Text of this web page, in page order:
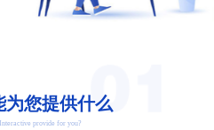
为您提供什么